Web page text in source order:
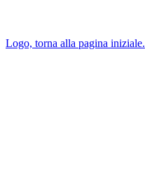
Logo, torna alla pagina iniziale.